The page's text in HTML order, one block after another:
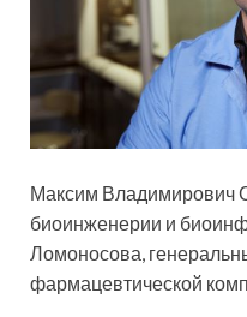
Максим Владимирович
биоинженерии и
Ломоносова,
фармацевтической